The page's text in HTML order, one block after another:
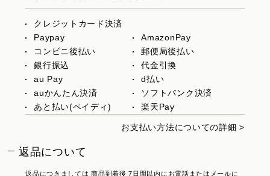
クレジットカード決済
Paypay
AmazonPay
コンビニ後払い
郵便局後払い
銀行振込
代金引換
au Pay
d払い
auかんたん決済
ソフトバンク決済
あと払い(ペイディ)
楽天Pay
お支払い方法についての詳細 >
返品について
返品につきましては 商品到着後 7日間以内にお電話またはメールに